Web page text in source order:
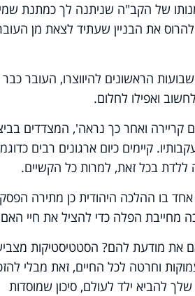
של הקב"ה שניתנה לך כמתנת
את הבניין שעתיד לצאת מן
הראשונים להיווצרו, העובר כבר
ואפילו לחלום.
קריירה ואחר כך נראה', המצדדים
קיימים כיום ארגונים רבים
ללדת בכל זאת, למרות כל הקשיים.
אחד בו ההלכה היהודית כן מתירה
מחייבת הפלה כדי להציל את חיי
את מודעת להם? הסטטיסטיקות
וחרטה לכל החיים, זאת מבלי
להביא ילד לעולם, סיכון שמוסדות